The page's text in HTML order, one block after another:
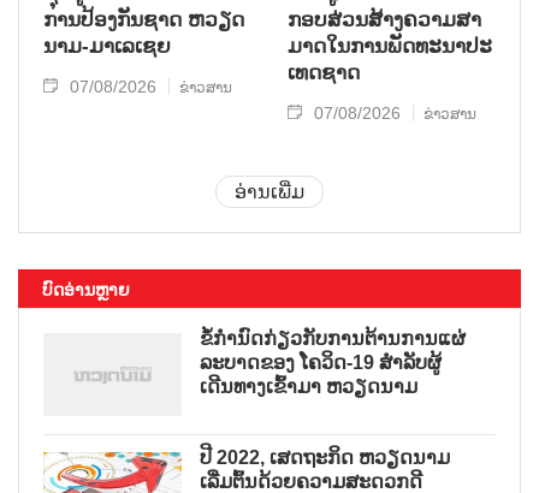
ການ​ປ້ອງ​ກັນ​ຊາດ ຫວຽດ​
ນາມ-ມາ​ເລ​ເຊຍ
07/08/2026 ຂ່າວສານ
ກອບ​ສ່ວນ​ສ້າງ​ຄວາມ​ສາ​
ມາດ​ໃນ​ການ​ພັດ​ທະ​ນາ​ປະ​
ເທດ​ຊາດ
07/08/2026 ຂ່າວສານ
ອ່ານເພີ່ມ
ບົດອ່ານຫຼາຍ
ຂໍ້ກຳນົດກ່ຽວກັບການຕ້ານການແຜ່
ລະບາດຂອງ ໂຄວິດ-19 ສຳລັບຜູ້
ເດີນທາງເຂົ້າມາ ຫວຽດນາມ
ປີ 2022, ເສດຖະກິດ ຫວຽດນາມ
ເລີ່ມຕົ້ນດ້ວຍຄວາມສະດວກດີ